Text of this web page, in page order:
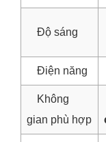
Độ sáng
Điện năng
Không
gian phù hợp